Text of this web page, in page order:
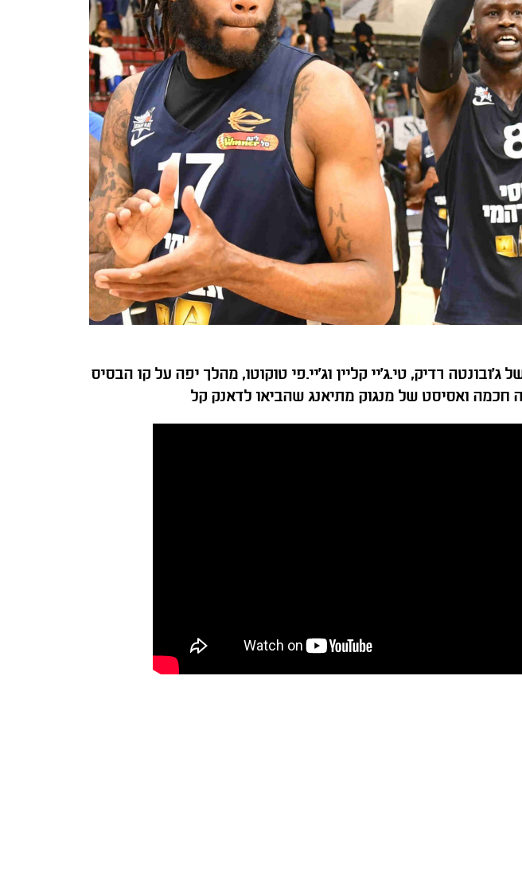
ג'ובונטה רדיק, טי.ג'יי קליין וג'יי.פי טוקוטו, מהלך יפה על קו הבסיס
חכמה ואסיסט של מנגוק מתיאנג שהביאו לדאנק קל